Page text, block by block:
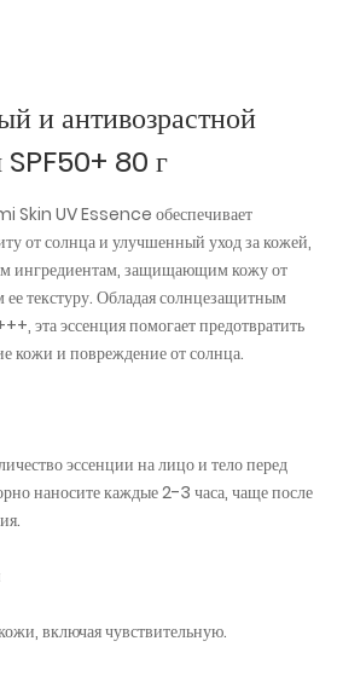
и антивозрастной
80 г
Skin UV Essence обеспечивает
от солнца и улучшенный уход за кожей,
ингредиентам, защищающим кожу от
текстуру. Обладая солнцезащитным
эта эссенция помогает предотвратить
кожи и повреждение от солнца.
эссенции на лицо и тело перед
наносите каждые 2-3 часа, чаще после
включая чувствительную.